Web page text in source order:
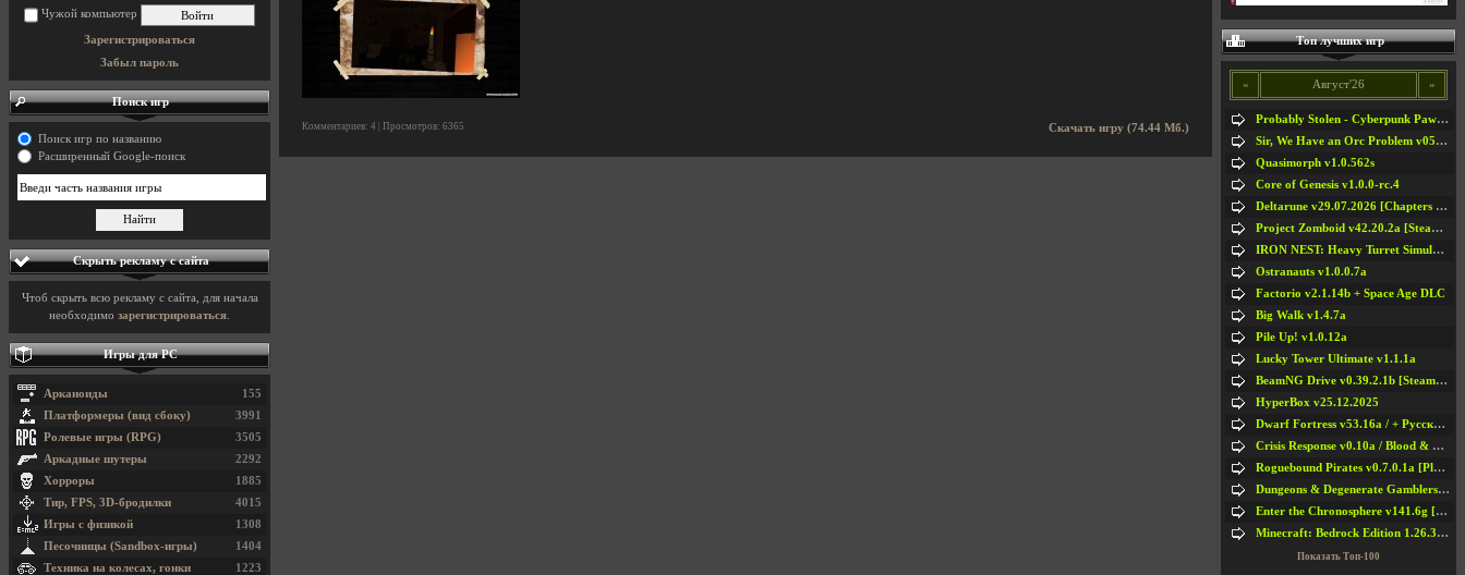
Скачать игру (74.44 Мб.)
Комментариев: 4 | Просмотров: 6365
Чужой компьютер
Зарегистрироваться
Забыл пароль
Поиск игр
Поиск игр по названию
Расширенный Google-поиск
Скрыть рекламу с сайта
Чтоб скрыть всю рекламу с сайта, для начала
необходимо зарегистрироваться
Игры для PC
155
Арканоиды
3991
Платформеры (вид сбоку)
3505
Ролевые игры (RPG)
2292
Аркадные шутеры
1885
Хорроры
4015
Тир, FPS, 3D-бродилки
1308
Игры с физикой
1404
Песочницы (Sandbox-игры)
1223
Техника на колесах, гонки
Топ лучших игр
« Август'26 »
Probably Stolen - Cyberpunk Pawnshop Simulator v048c [Playtest]
Sir, We Have an Orc Problem v05.08.2026
Quasimorph v1.0.562s
Core of Genesis v1.0.0-rc.4
Deltarune v29.07.2026 [Chapters 1-5] / + RUS [Chapters 1-5]
Project Zomboid v42.20.2a [Steam Early Access]
IRON NEST: Heavy Turret Simulator v1.0a
Ostranauts v1.0.0.7a
Factorio v2.1.14b + Space Age DLC
Big Walk v1.4.7a
Pile Up! v1.0.12a
Lucky Tower Ultimate v1.1.1a
BeamNG Drive v0.39.2.1b [Steam Early Access]
HyperBox v25.12.2025
Dwarf Fortress v53.16a / + Русская Версия v50.12a
Crisis Response v0.10a / Blood & Bullet
Roguebound Pirates v0.7.0.1a [Playtest]
Dungeons & Degenerate Gamblers v2.0.2a
Enter the Chronosphere v141.6g [Steam Early Access]
Minecraft: Bedrock Edition 1.26.33.1a / + TLauncher v2.89
Показать Топ-100